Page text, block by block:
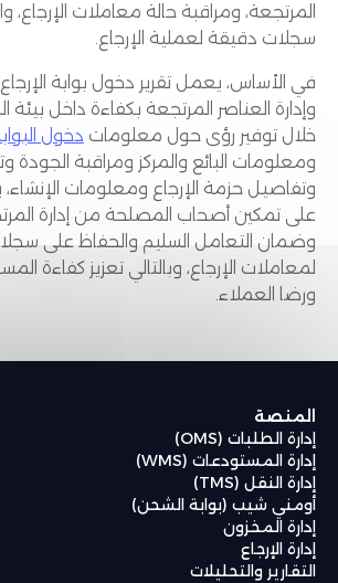
المرتجعة، ومراقبة حالة معاملات الإرجاع،
سجلات دقيقة لعملية الإرجاع.
في الأساس، يعمل تقرير دخول بوابة الإرجاع
وإدارة العناصر المرتجعة بكفاءة داخل
خلال توفير رؤى حول معلومات دخول
ومعلومات البائع والمركز ومراقبة
وتفاصيل حزمة الإرجاع ومعلومات الإنشاء،
على تمكين أصحاب المصلحة من إدارة
وضمان التعامل السليم والحفاظ على
لمعاملات الإرجاع، وبالتالي تعزيز كفاءة
ورضا العملاء.
المنصة
إدارة الطلبات (OMS)
إدارة المستودعات (WMS)
إدارة النقل (TMS)
أومني شيب (بوابة الشحن)
إدارة المخزون
إدارة الإرجاع
التقارير والتحليلات